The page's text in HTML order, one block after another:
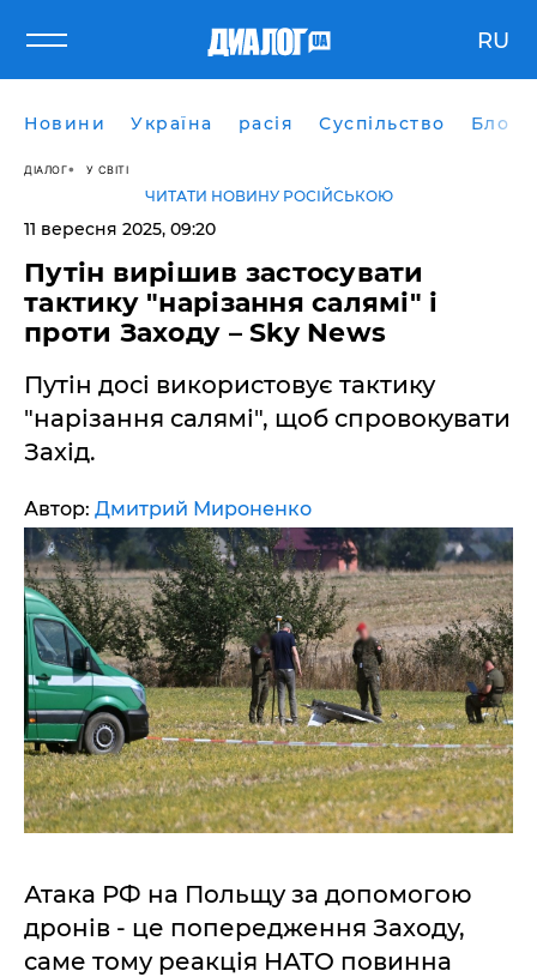
RU
Новини Україна расія Суспільство Блоги
ДІАЛОГ У СВІТІ
ЧИТАТИ НОВИНУ РОСІЙСЬКОЮ
11 вересня 2025, 09:20
Путін вирішив застосувати
тактику "нарізання салямі" і
проти Заходу – Sky News
Путін досі використовує тактику
"нарізання салямі", щоб спровокувати
Захід.
Автор: Дмитрий Мироненко
Атака РФ на Польщу за допомогою
дронів - це попередження Заходу,
саме тому реакція НАТО повинна